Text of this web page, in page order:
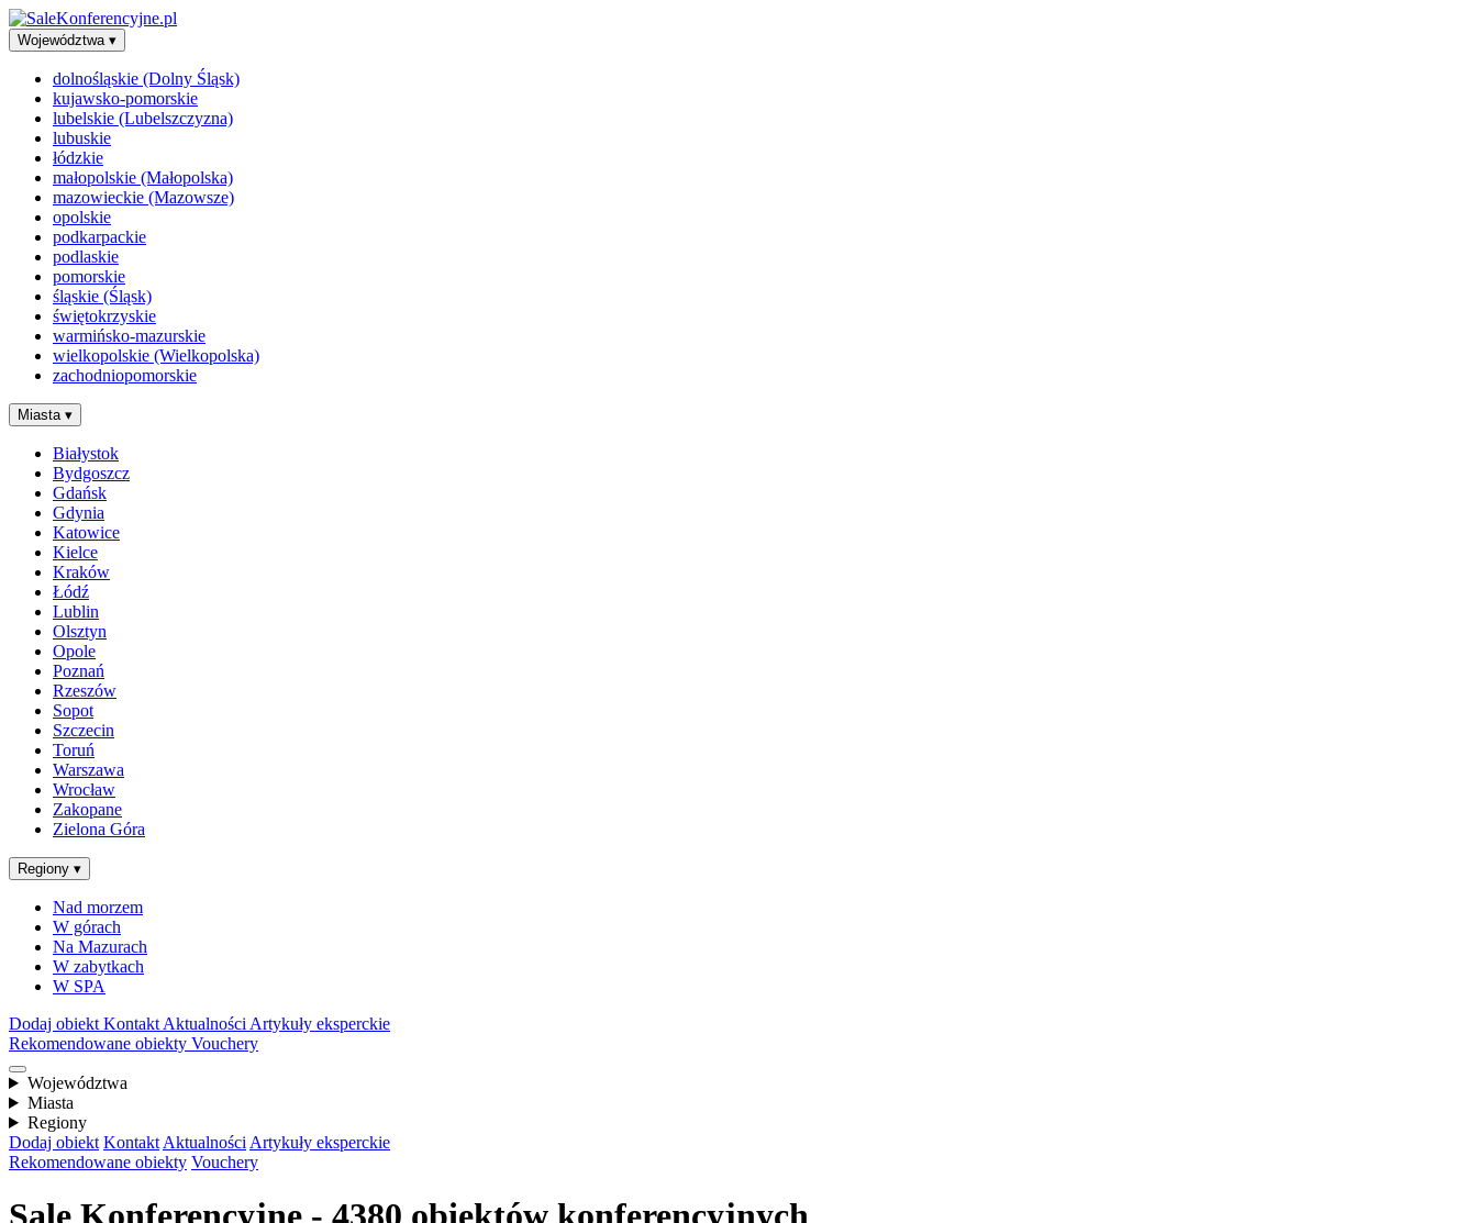
Województwa ▾
dolnośląskie (Dolny Śląsk)
kujawsko-pomorskie
lubelskie (Lubelszczyzna)
lubuskie
łódzkie
małopolskie (Małopolska)
mazowieckie (Mazowsze)
opolskie
podkarpackie
podlaskie
pomorskie
śląskie (Śląsk)
świętokrzyskie
warmińsko-mazurskie
wielkopolskie (Wielkopolska)
zachodniopomorskie
Miasta ▾
Białystok
Bydgoszcz
Gdańsk
Gdynia
Katowice
Kielce
Kraków
Łódź
Lublin
Olsztyn
Opole
Poznań
Rzeszów
Sopot
Szczecin
Toruń
Warszawa
Wrocław
Zakopane
Zielona Góra
Regiony ▾
Nad morzem
W górach
Na Mazurach
W zabytkach
W SPA
Dodaj obiekt Kontakt Aktualności Artykuły eksperckie
Rekomendowane obiekty Vouchery
Województwa
Miasta
Regiony
Dodaj obiekt Kontakt Aktualności Artykuły eksperckie
Rekomendowane obiekty Vouchery